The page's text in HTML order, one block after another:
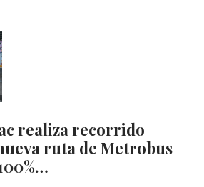
realiza recorrido
ruta de Metrobus